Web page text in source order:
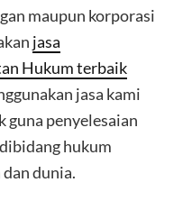
maupun korporasi
jasa
Hukum terbaik
jasa kami
guna penyelesaian
hukum
dunia.